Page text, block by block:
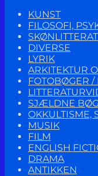
KUNST
FILOSOFI,
DIVERSE
LYRIK
ARKITEKTUR
FOTOBØGER /
SJÆLDNE
OKKULTISME,
MUSIK
FILM
ENGLISH
DRAMA
ANTIKKEN